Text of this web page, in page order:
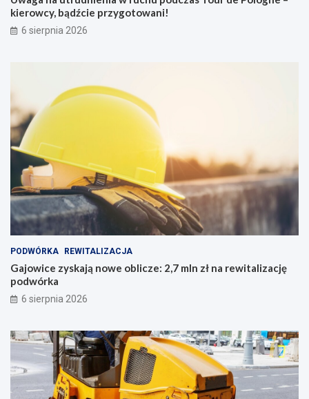
kierowcy, bądźcie przygotowani!
6 sierpnia 2026
PODWÓRKA REWITALIZACJA
Gajowice zyskają nowe oblicze: 2,7 mln zł na rewitalizację
podwórka
6 sierpnia 2026